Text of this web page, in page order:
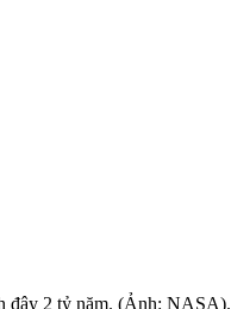
đây 2 tỷ năm. (Ảnh: NASA).